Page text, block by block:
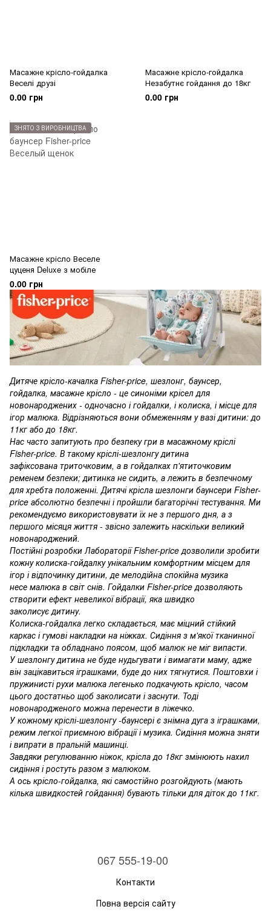
Масажне крісло-гойдалка
Веселі друзі
0.00 грн
Масажне крісло-гойдалка
Незабутнє гойдання до 18кг
0.00 грн
ЗНЯТО З ВИРОБНИЦТВА
Масажне крісло Веселе
цуценя Deluxe з мобіле
0.00 грн
Дитяче крісло-качалка Fisher-price, шезлонг, баунсер,
гойдалка, масажне крісло - це синоніми крісел для
новонароджених - одночасно і гойдалки, і колиска, і місце для
ігор малюка. Відрізняються вони обмеженням у вазі дитини: до
11кг або до 18кг.
Нас часто запитують про безпеку гри в масажному кріслі
Fisher-price. В такому кріслі-шезлонгу дитина
зафіксована триточковим, а в гойдалках п'ятиточковим
ременем безпеки; дитинка не сидить, а лежить в безпечному
для хребта положенні. Дитячі крісла шезлонги баунсери Fisher-
price абсолютно безпечні і пройшли багаторічні тестування. Ми
рекомендуємо використовувати їх не з першого дня, а з
першого місяця життя - звісно залежить наскільки великий
новонароджений.
Постійні розробки Лабораторії Fisher-price дозволили зробити
кожну колиска-гойдалку унікальним комфортним місцем для
ігор і відпочинку дитини, де мелодійна спокійна музика
несе малюка в світ снів. Гойдалки Fisher-price дозволяють
створити ефект невеликої вібрації, яка швидко
заколисує дитину.
Колиска-гойдалка легко складається, має міцний стійкий
каркас і гумові накладки на ніжках. Сидіння з м'якої тканинної
підкладки та обладнано поясом, щоб малюк не міг випасти.
У шезлонгу дитина не буде нудьгувати і вимагати маму, адже
він зацікавиться іграшками, буде до них тягнутися. Поштовхи і
пружинисті рухи малюка легенько подкачують крісло, часом
цього достатньо щоб заколисати і заснути. Тоді
новонародженого можна перенести в ліжечко.
У кожному кріслі-шезлонгу -баунсері є знімна дуга з іграшками,
режим легкої приємною вібрації і музика. Сидіння можна зняти
і випрати в пральній машинці.
Завдяки регулюванню ніжок, крісла до 18кг змінюють нахил
сидіння і ростуть разом з малюком.
А ось крісло-гойдалка, які самостійно розгойдують (мають
кілька швидкостей гойдання) бувають тільки для діток до 11кг.
067 555-19-00
Контакти
Повна версія сайту